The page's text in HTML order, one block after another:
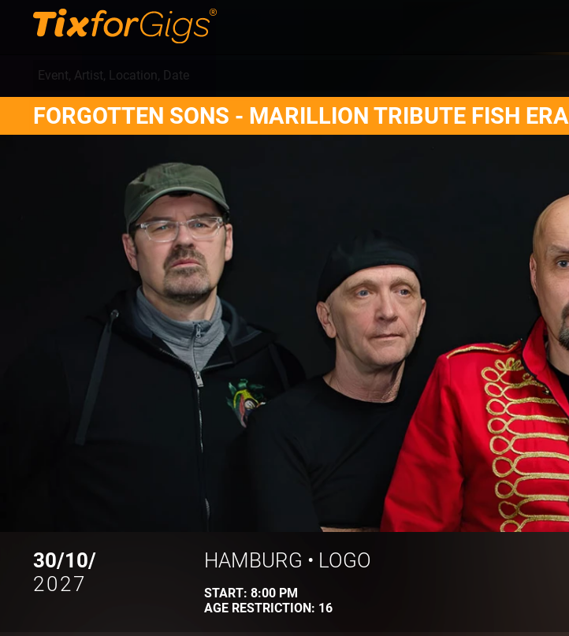
FORGOTTEN SONS - MARILLION TRIBUTE FISH ERA
30/10/
2027
HAMBURG • LOGO
START: 8:00 PM
AGE RESTRICTION: 16